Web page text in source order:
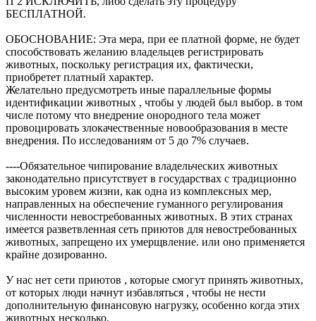
БЕСПЛАТНОЙ.
ОБОСНОВАНИЕ: Эта мера, при ее платной форме, не будет
способствовать желанию владельцев регистрировать
животных, поскольку регистрация их, фактически,
приобретет платный характер.
Желательно предусмотреть иные параллельные формы
идентификации животных , чтобы у людей был выбор. в том
числе потому что внедрение онородного тела может
провоцировать злокачественные новообразования в месте
внедрения. По исследованиям от 5 до 7% случаев.
----Обязательное чипирование владельческих животных
законодательно присутствует в государствах с традиционно
высоким уровем жизни, как одна из комплексных мер,
направленных на обеспечение гуманного регулирования
численности невостребованных животных. В этих странах
имеется разветвленная сеть приютов для невостребованных
животных, запрещено их умерщвление. или оно применяется
крайне дозированно.
У нас нет сети приютов , которые смогут принять животных,
от которых люди начнут избавляться , чтобы не нести
дополнительную финансовую нагрузку, особенно когда этих
животных несколько.